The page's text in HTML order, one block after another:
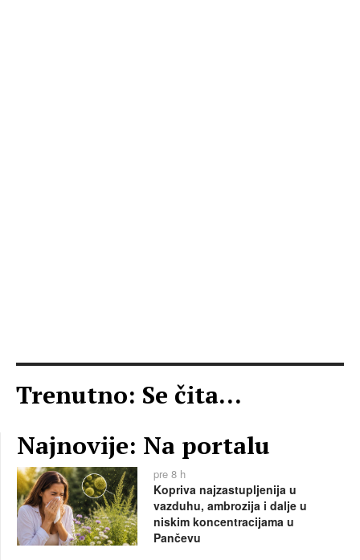
Trenutno: Se čita...
Najnovije: Na portalu
pre 8 h
Kopriva najzastupljenija u
vazduhu, ambrozija i dalje u
niskim koncentracijama u
Pančevu